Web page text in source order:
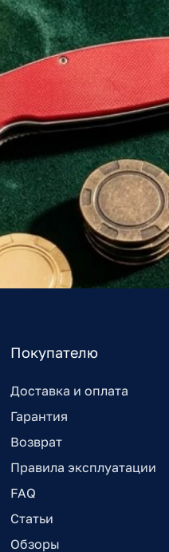
Покупателю
Доставка и оплата
Гарантия
Возврат
Правила эксплуатации
FAQ
Статьи
Обзоры